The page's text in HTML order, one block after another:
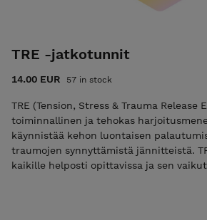
TRE -jatkotunnit
14.00 EUR 57 in stock
TRE (Tension, Stress & Trauma Release Exercise) on
toiminnallinen ja tehokas
käynnistää kehon luontaisen
traumojen synnyttämistä jännitteistä.
kaikille helposti opittavissa ja sen